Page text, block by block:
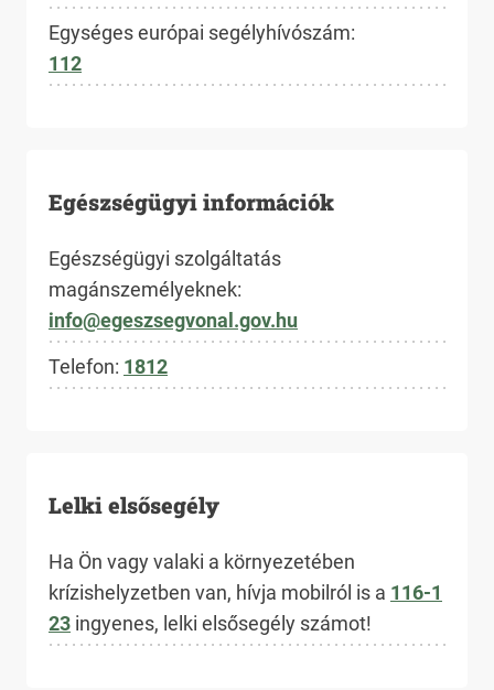
Egységes európai segélyhívószám:
112
Egészségügyi információk
Egészségügyi szolgáltatás
magánszemélyeknek:
info@egeszsegvonal.gov.hu
Telefon: 1812
Lelki elsősegély
Ha Ön vagy valaki a környezetében
krízishelyzetben van, hívja mobilról is a 116-1
23 ingyenes, lelki elsősegély számot!